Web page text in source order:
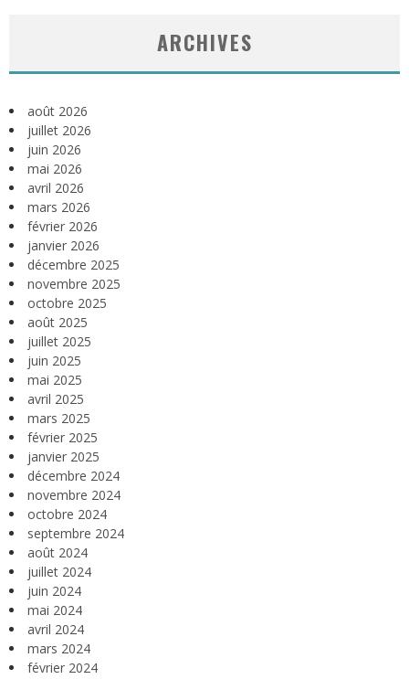
ARCHIVES
août 2026
juillet 2026
juin 2026
mai 2026
avril 2026
mars 2026
février 2026
janvier 2026
décembre 2025
novembre 2025
octobre 2025
août 2025
juillet 2025
juin 2025
mai 2025
avril 2025
mars 2025
février 2025
janvier 2025
décembre 2024
novembre 2024
octobre 2024
septembre 2024
août 2024
juillet 2024
juin 2024
mai 2024
avril 2024
mars 2024
février 2024